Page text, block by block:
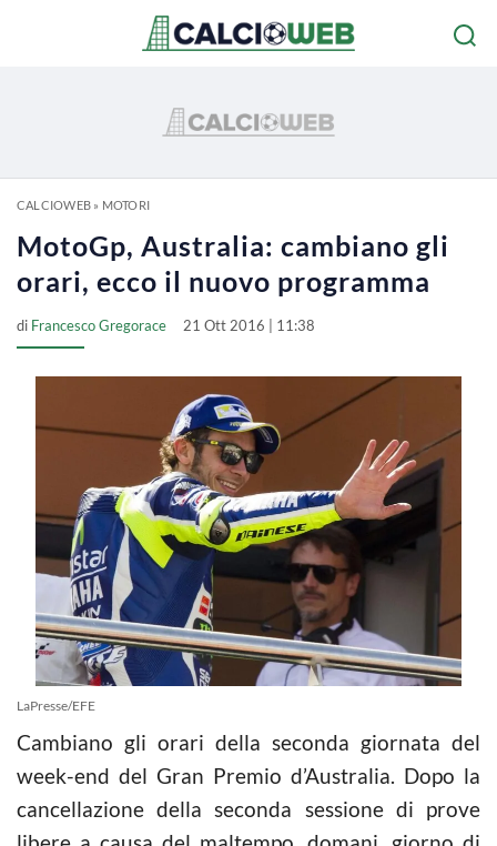
CALCIOWEB» MOTORI
MotoGp, Australia: cambiano gli
orari, ecco il nuovo programma
di Francesco Gregorace 21 Ott 2016 | 11:38
LaPresse/EFE
Cambiano gli orari della seconda giornata del
week-end del Gran Premio d’Australia. Dopo la
cancellazione della seconda sessione di prove